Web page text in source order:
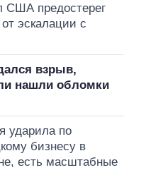
США предостерег
эскалации с
взрыв,
нашли обломки
ударила по
бизнесу в
есть масштабные